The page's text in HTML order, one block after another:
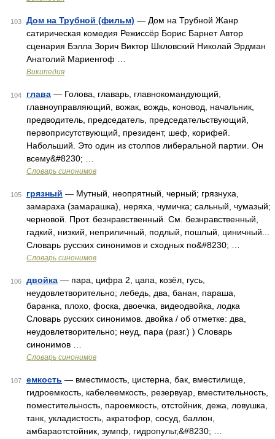
103 Дом на Трубной (фильм) — Дом на Трубной Жанр
сатирическая комедия Режиссёр Борис Барнет Автор
сценария Бэлла Зорич Виктор Шкловский Николай Эрдман
Анатолий Мариенгоф …
Википедия
104 глава — Голова, главарь, главнокомандующий,
главноуправляющий, вожак, вождь, коновод, начальник,
предводитель, председатель, председательствующий,
первоприсутствующий, президент, шеф, корифей.
Набольший. Это один из столпов либеральной партии. Он
всему&#8230; …
Словарь синонимов
105 грязный — Мутный, неопрятный, черный; грязнуха,
замараха (замарашка), неряха, чумичка; сальный, чумазый;
черновой. Прот. безнравственный. См. безнравственный,
гадкий, низкий, неприличный, подлый, пошлый, циничный...
Словарь русских синонимов и сходных по&#8230; …
Словарь синонимов
106 двойка — пара, цифра 2, цапа, козёл, гусь,
неудовлетворительно; лебедь, два, банан, параша,
баранка, плохо, фоска, двоечка, видеодвойка, лодка
Словарь русских синонимов. двойка / об отметке: два,
неудовлетворительно; неуд, пара (разг.) ) Словарь
синонимов …
Словарь синонимов
107 емкость — вместимость, цистерна, бак, вместилище,
гидроемкость, кабелеемкость, резервуар, вместительность,
поместительность, пароемкость, отстойник, дежа, ловушка,
танк, укладистость, акратофор, сосуд, баллон,
амбараотстойник, зумпф, гидропульт,&#8230; …